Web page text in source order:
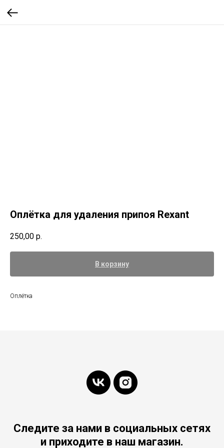
Оплётка для удаления припоя Rexant
250,00 р.
В корзину
Оплётка
Следите за нами в социальных сетях
и приходите в наш магазин.